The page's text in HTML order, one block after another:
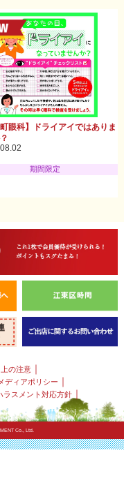
町眼科】ドライアイではありま
期間限定
の注意 ｜
ディアポリシー ｜
ラスメント対応方針｜
Co., Ltd.